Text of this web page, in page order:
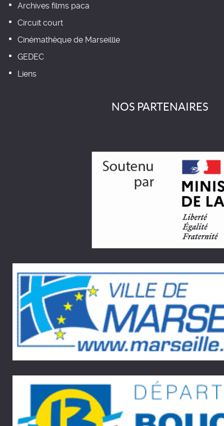
Archives films paca
Circuit court
Cinémathèque de Marseillle
GEDEC
Liens
NOS PARTENAIRES